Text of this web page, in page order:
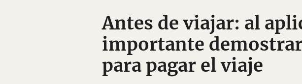
Antes de viajar: al
importante
para pagar el viaje